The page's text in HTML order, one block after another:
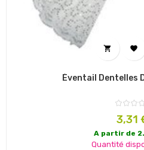
 
Éventail Dentelles
Prix
3,31
A partir de
Quantité